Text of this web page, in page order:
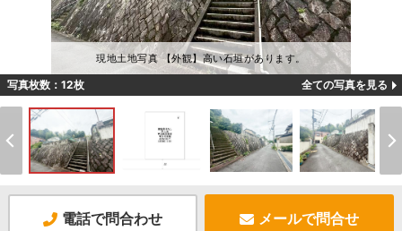
現地土地写真 【外観】高い石垣があります。
写真枚数：12枚 全ての写真を見る
電話で問合わせ メールで問合せ